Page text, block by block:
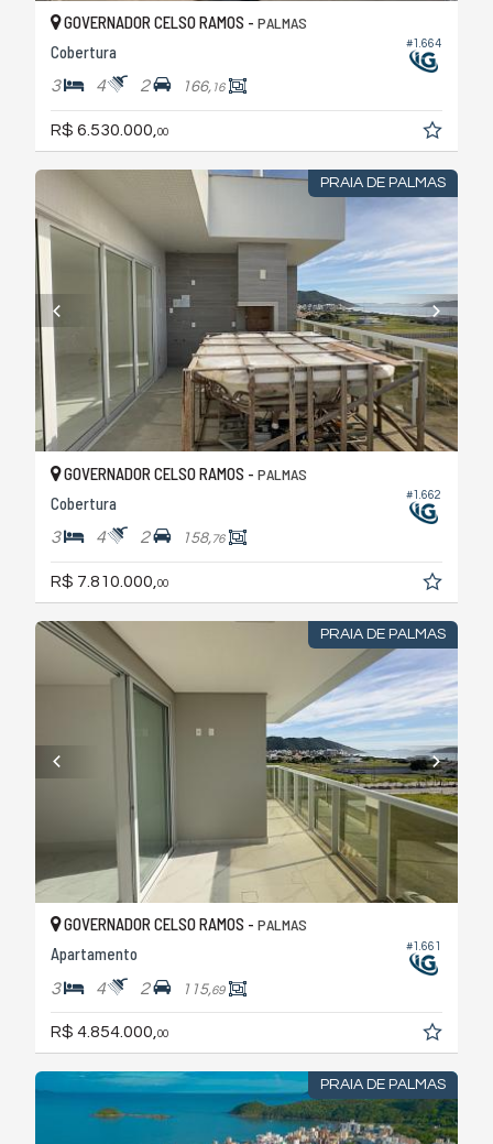
#1.664
GOVERNADOR CELSO RAMOS - PALMAS
Cobertura
3 4 2 166, 16
R$ 6.530.000,00
PRAIA DE PALMAS
#1.662
GOVERNADOR CELSO RAMOS - PALMAS
Cobertura
3 4 2 158,76
R$ 7.810.000, 00
PRAIA DE PALMAS
#1.661
GOVERNADOR CELSO RAMOS - PALMAS
Apartamento
3 4 2 115,69
R$ 4.854.000,00
PRAIA DE PALMAS